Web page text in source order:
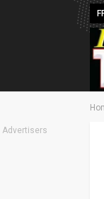
Advertisers